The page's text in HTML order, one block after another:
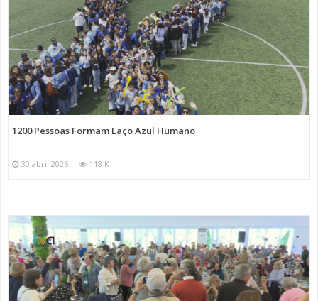
1200 Pessoas Formam Laço Azul Humano
30 abril 2026 118 K